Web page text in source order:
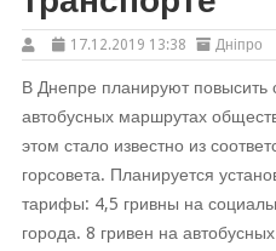
17.12.2019 13:38 Дніпро
В Днепре планируют повысить
автобусных маршрутах
этом стало известно из
горсовета. Планируется
тарифы: 4,5 гривны на
города. 8 гривен на